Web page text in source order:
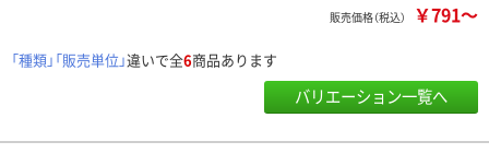
販売価格（税込） ￥791～
「種類」「販売単位」違いで全6商品あります
バリエーション一覧へ